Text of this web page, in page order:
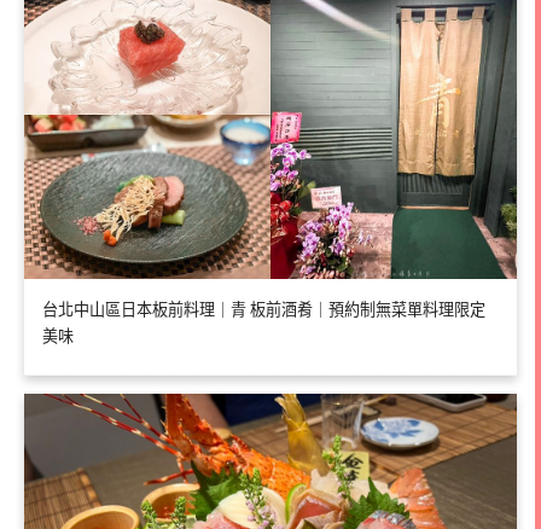
台北中山區日本板前料理｜青 板前酒肴｜預約制無菜單料理限定
美味